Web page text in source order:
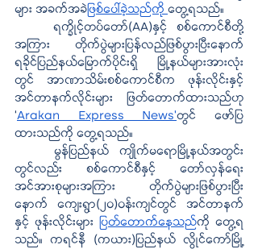
များ အခက်အခဲဖြစ်ပေါ်ခဲ့သည်ကို တွေ့ရသည်။
ရက္ခိုင့်တပ်တော်(AA)နှင့် စစ်ကောင်စီတို့
အကြား တိုက်ပွဲများပြန်လည်ဖြစ်ပွားပြီးနောက်
ရခိုင်ပြည်နယ်မြောက်ပိုင်းရှိ မြို့နယ်များအားလုံး
တွင် အာဏာသိမ်းစစ်ကောင်စီက ဖုန်းလိုင်းနှင့်
အင်တာနက်လိုင်းများ ဖြတ်တောက်ထားသည်ဟု
‘Arakan Express News’တွင် ဖော်ပြ
ထားသည်ကို တွေ့ရသည်။
မွန်ပြည်နယ် ကျိုက်မရောမြို့နယ်အတွင်း
တွင်လည်း စစ်ကောင်စီနှင့် တော်လှန်ရေး
အင်အားစုများအကြား တိုက်ပွဲများဖြစ်ပွားပြီး
နောက် ကျေးရွာ(၂၀)ဝန်းကျင်တွင် အင်တာနက်
နှင့် ဖုန်းလိုင်းများ ပြတ်တောက်နေသည်ကို တွေ့ရ
သည်။ ကရင်နီ (ကယား)ပြည်နယ် လွိုင်ကော်မြို့